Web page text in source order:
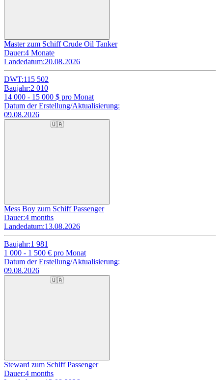
Master zum Schiff Crude Oil Tanker
Dauer:4 Monate
Landedatum:20.08.2026
DWT:115 502
Baujahr:2 010
14 000 - 15 000 $ pro Monat
Datum der Erstellung/Aktualisierung:
09.08.2026
🇺🇦
Mess Boy zum Schiff Passenger
Dauer:4 months
Landedatum:13.08.2026
Baujahr:1 981
1 000 - 1 500 € pro Monat
Datum der Erstellung/Aktualisierung:
09.08.2026
🇺🇦
Steward zum Schiff Passenger
Dauer:4 months